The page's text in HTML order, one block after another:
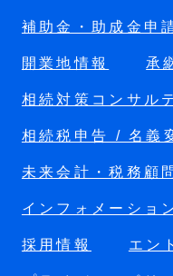
補助金・助成金申
開業地情報 承
相続対策コンサル
相続税申告 / 名義
未来会計・税務顧
インフォメーショ
採用情報 エン